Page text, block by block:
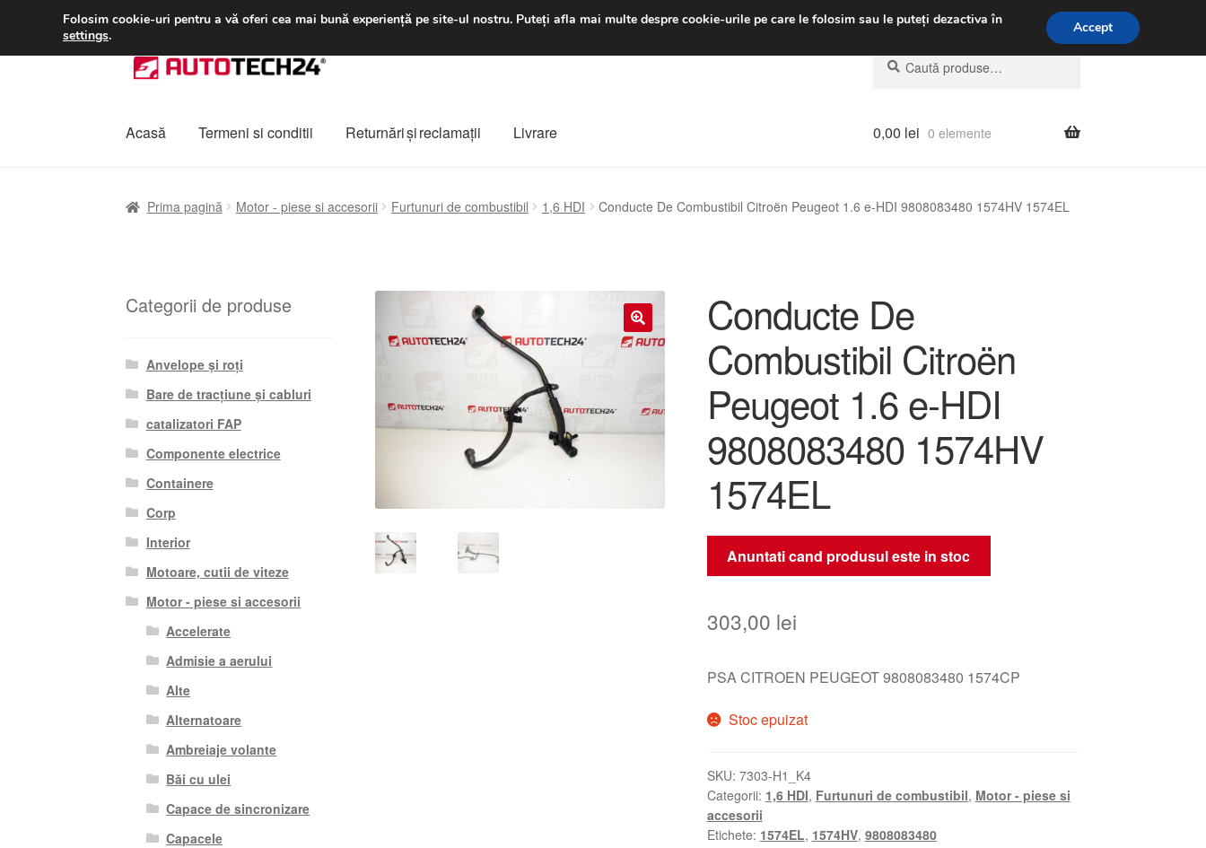
LIVRARE de la 33 lei luni-vineri 9 a.m. - 4 p.m.031 229 6816
Sari
la
Sari
la
Caută
după:
Caută
Acasă Termeni si conditii Returnări şi reclamații Livrare 0,00 lei 0 elemente
Prima pagină Motor - piese si accesorii Furtunuri de combustibil 1,6 HDI Conducte De Combustibil Citroën Peugeot 1.6 e-HDI 9808083480 1574HV 1574EL
🔍
Conducte De
Combustibil Citroën
Peugeot 1.6 e-HDI
9808083480 1574HV
1574EL
Anuntati cand produsul este in stoc
303,00 lei
PSA CITROEN PEUGEOT 9808083480 1574CP
Stoc epuizat
SKU: 7303-H1_K4
Categorii: 1,6 HDI, Furtunuri de combustibil, Motor - piese si
accesorii
Etichete: 1574EL, 1574HV, 9808083480
Categorii de produse
Anvelope și roți
Bare de tracțiune și cabluri
catalizatori FAP
Componente electrice
Containere
Corp
Interior
Motoare, cutii de viteze
Motor - piese si accesorii
Accelerate
Admisie a aerului
Alte
Alternatoare
Ambreiaje volante
Băi cu ulei
Capace de sincronizare
Capacele
Folosim cookie-uri pentru a vă oferi cea mai bună experiență pe site-ul nostru. Puteți afla mai multe despre cookie-urile pe care le folosim sau le puteți dezactiva în
settings. Accept